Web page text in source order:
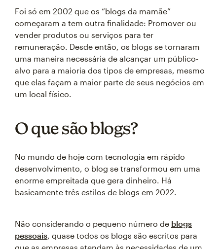
Foi só em 2002 que os “blogs da mamãe”
começaram a tem outra finalidade: Promover ou
vender produtos ou serviços para ter
remuneração. Desde então, os blogs se tornaram
uma maneira necessária de alcançar um público-
alvo para a maioria dos tipos de empresas, mesmo
que elas façam a maior parte de seus negócios em
um local físico.
O que são blogs?
No mundo de hoje com tecnologia em rápido
desenvolvimento, o blog se transformou em uma
enorme empreitada que gera dinheiro. Há
basicamente três estilos de blogs em 2022.
Não considerando o pequeno número de blogs
pessoais, quase todos os blogs são escritos para